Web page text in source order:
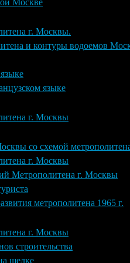
Москве
г. Москвы.
и контуры водоемов
языке
г. Москвы
со схемой
г. Москвы
Метрополитена г. Москвы
метрополитена 1965 г.
г. Москвы
строительства
шелке